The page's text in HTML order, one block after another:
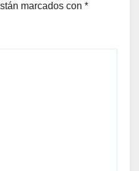
marcados con *